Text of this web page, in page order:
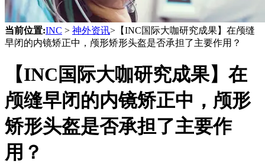
当前位置:INC > 神外资讯>【INC国际大咖研究成果】在颅缝
早闭的内镜矫正中，颅形矫形头盔是否承担了主要作用？
【INC国际大咖研究成果】在
颅缝早闭的内镜矫正中，颅形
矫形头盔是否承担了主要作
用？